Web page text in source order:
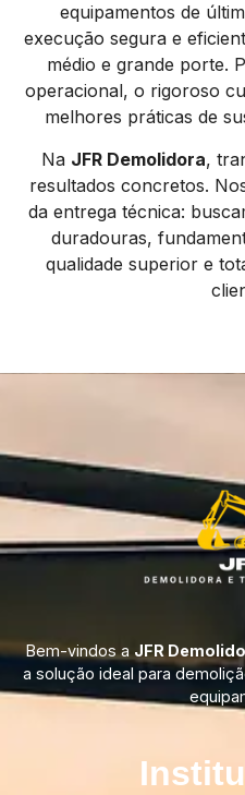
equipamentos de
execução segura e
médio e grande porte.
operacional, o rigoroso
melhores práticas de
Na JFR Demolidora,
resultados concretos.
da entrega técnica:
duradouras,
qualidade superior e
Bem-vindos a JFR
a solução ideal para